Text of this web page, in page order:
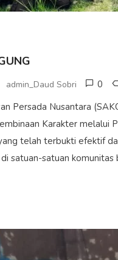
admin_Daud Sobri 0
Persada Nusantara
Karakter melalui
telah terbukti efektif
satuan-satuan